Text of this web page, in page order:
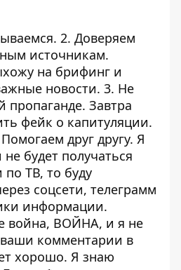
2. Доверяем
источникам.
на брифинг и
новости. 3. Не
пропаганде. Завтра
фейк о капитуляции.
друг другу. Я
будет получаться
по ТВ, то буду
соцсети, телеграмм
информации.
война, ВОЙНА, и я не
ваши комментарии в
хорошо. Я знаю